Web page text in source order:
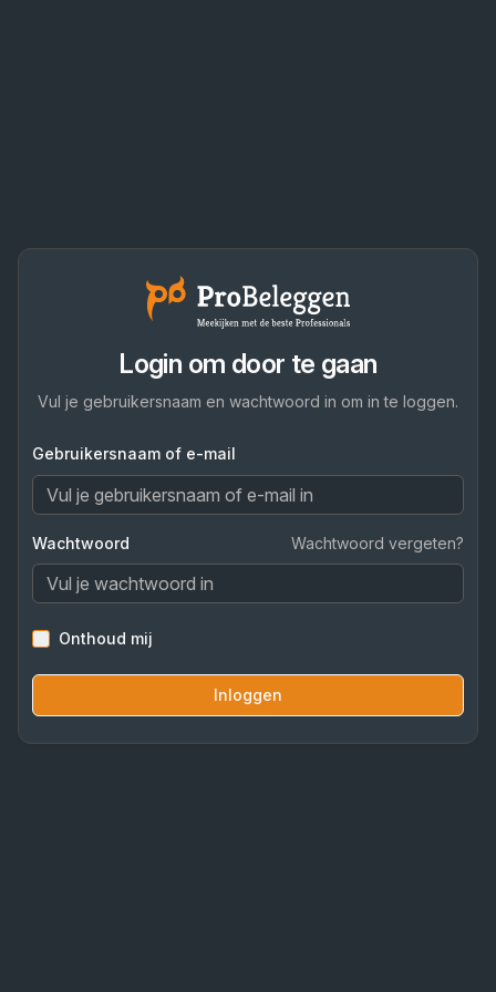
Login om door te gaan
Vul je gebruikersnaam en wachtwoord in om in te loggen.
Gebruikersnaam of e-mail
Wachtwoord Wachtwoord vergeten?
Onthoud mij
Inloggen